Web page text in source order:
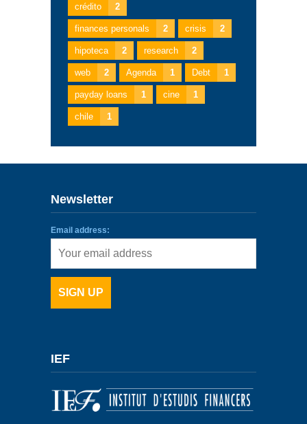
crédito 2
finances personals 2 crisis 2
hipoteca 2 research 2
web 2 Agenda 1 Debt 1
payday loans 1 cine 1
chile 1
Newsletter
Email address:
IEF